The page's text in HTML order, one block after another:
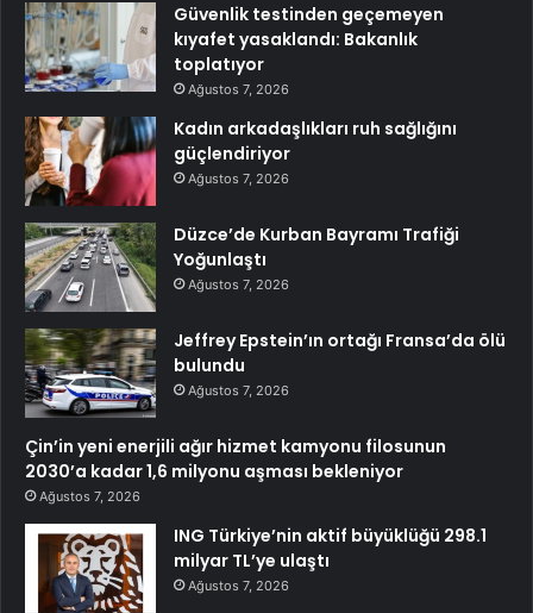
Güvenlik testinden geçemeyen
kıyafet yasaklandı: Bakanlık
toplatıyor
Ağustos 7, 2026
Kadın arkadaşlıkları ruh sağlığını
güçlendiriyor
Ağustos 7, 2026
Düzce’de Kurban Bayramı Trafiği
Yoğunlaştı
Ağustos 7, 2026
Jeffrey Epstein’ın ortağı Fransa’da ölü
bulundu
Ağustos 7, 2026
Çin’in yeni enerjili ağır hizmet kamyonu filosunun
2030’a kadar 1,6 milyonu aşması bekleniyor
Ağustos 7, 2026
ING Türkiye’nin aktif büyüklüğü 298.1
milyar TL’ye ulaştı
Ağustos 7, 2026